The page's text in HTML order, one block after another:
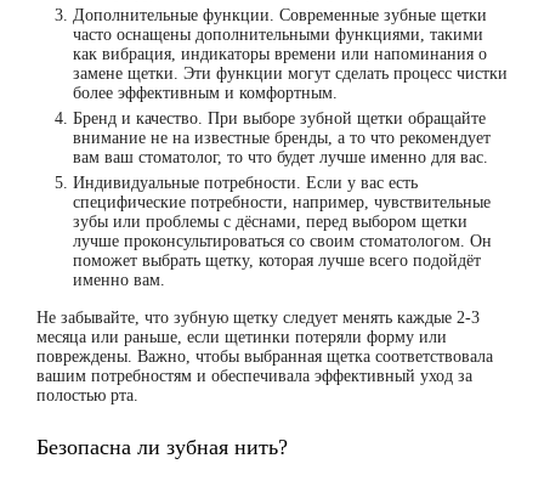
Дополнительные функции. Современные зубные щетки
часто оснащены дополнительными функциями, такими
как вибрация, индикаторы времени или напоминания о
замене щетки. Эти функции могут сделать процесс чистки
более эффективным и комфортным.
Бренд и качество. При выборе зубной щетки обращайте
внимание не на известные бренды, а то что рекомендует
вам ваш стоматолог, то что будет лучше именно для вас.
Индивидуальные потребности. Если у вас есть
специфические потребности, например, чувствительные
зубы или проблемы с дёснами, перед выбором щетки
лучше проконсультироваться со своим стоматологом. Он
поможет выбрать щетку, которая лучше всего подойдёт
именно вам.
Не забывайте, что зубную щетку следует менять каждые 2-3
месяца или раньше, если щетинки потеряли форму или
повреждены. Важно, чтобы выбранная щетка соответствовала
вашим потребностям и обеспечивала эффективный уход за
полостью рта.
Безопасна ли зубная нить?